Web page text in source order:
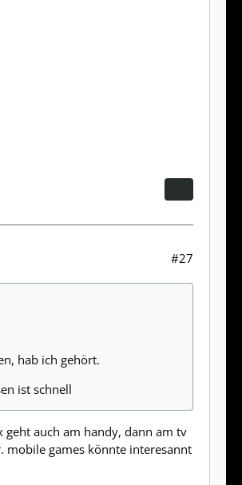
#27
hab ich gehört.
ist schnell
auch am handy, dann am tv
mobile games könnte interesannt